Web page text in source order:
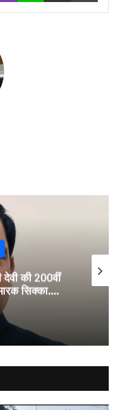
देवी की 200वीं
सिक्का….